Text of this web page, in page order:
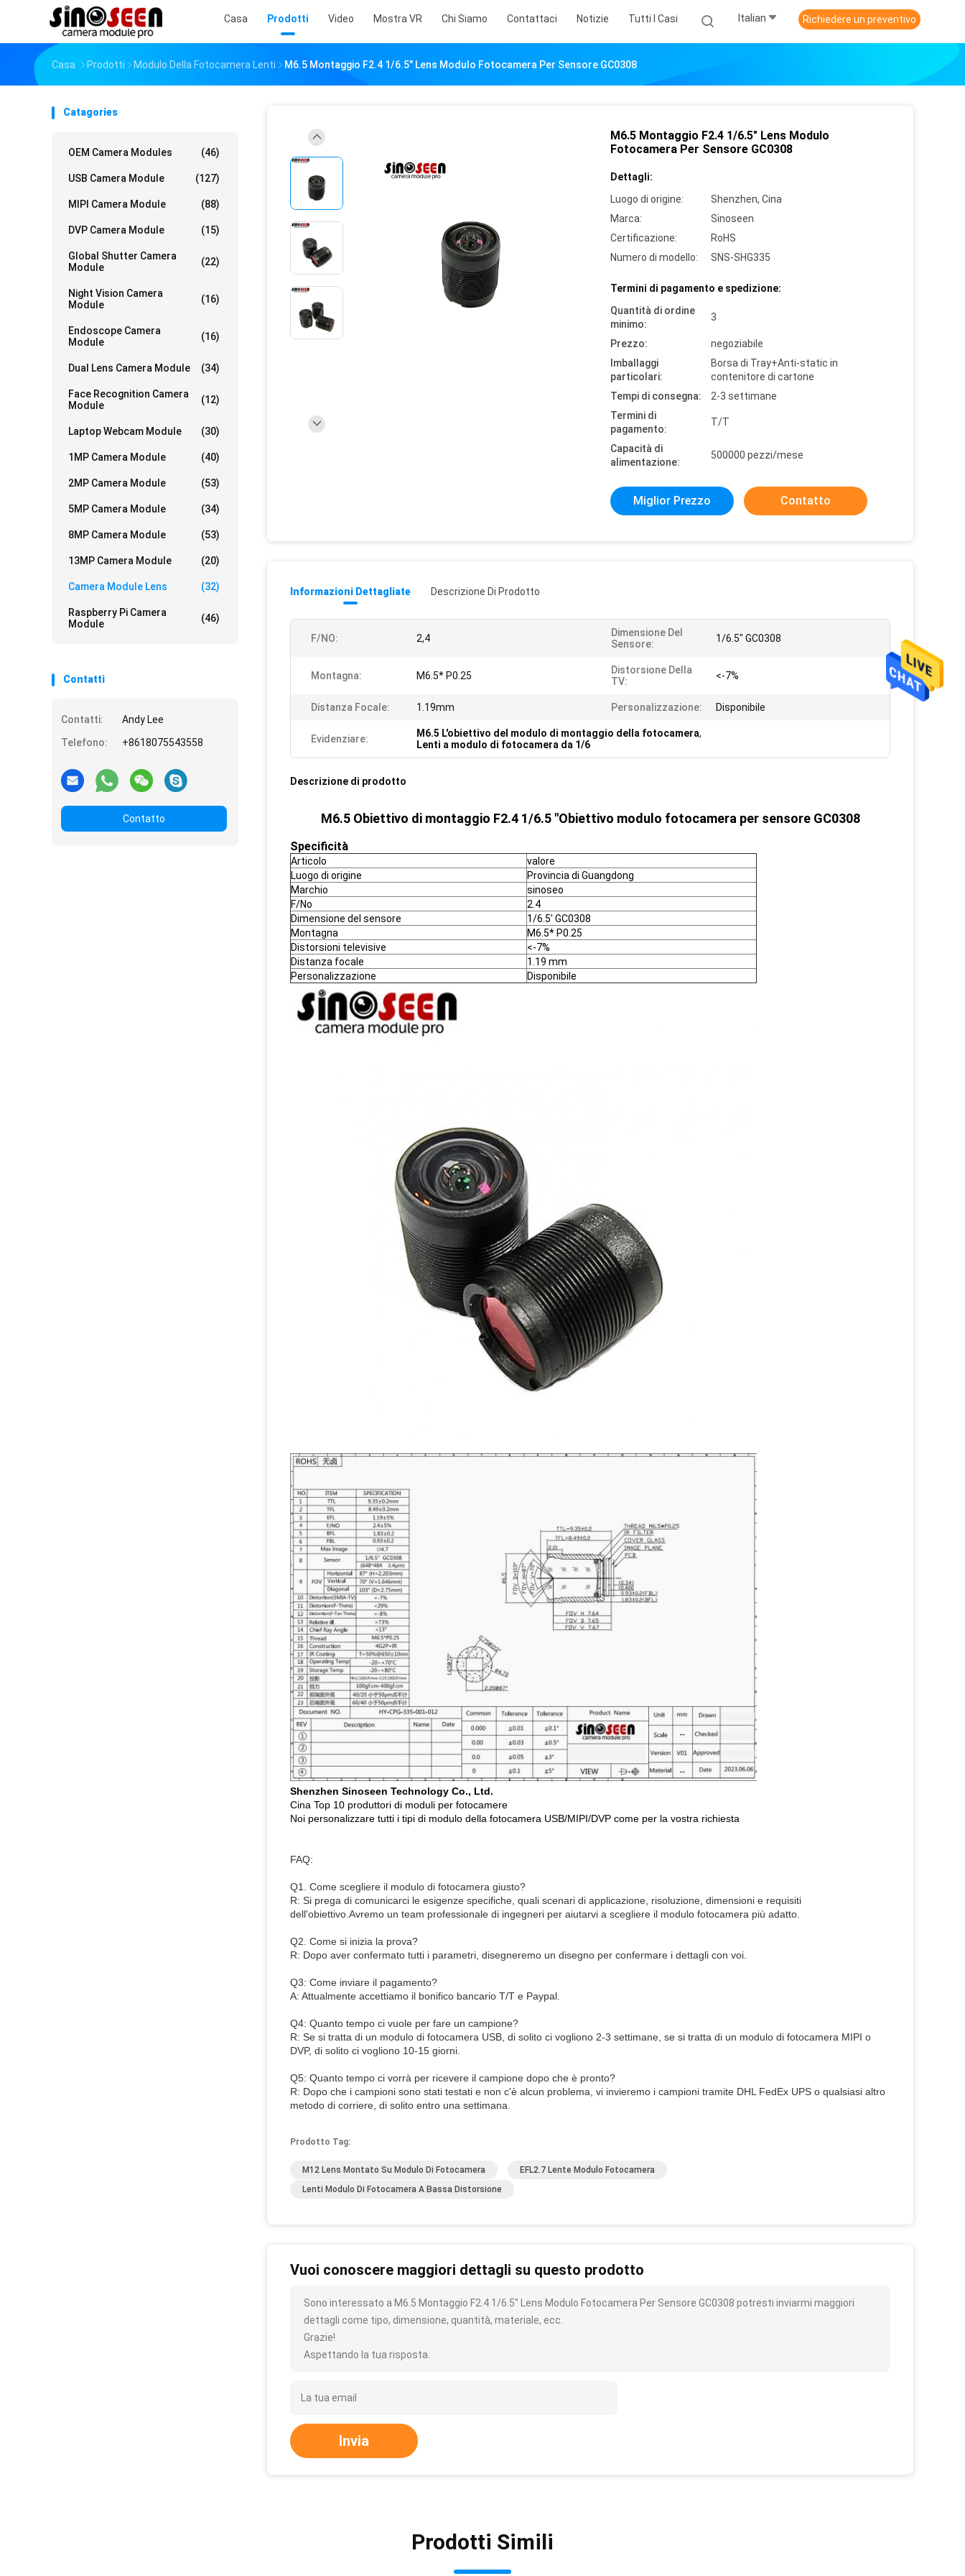
Casa Prodotti Video Mostra VR Chi Siamo Contattaci Notizie Tutti I Casi Italian Richiedere un preventivo
Casa Prodotti Modulo Della Fotocamera Lenti M6.5 Montaggio F2.4 1/6.5" Lens Modulo Fotocamera Per Sensore GC0308
Catagories
OEM Camera Modules (46)
USB Camera Module (127)
MIPI Camera Module (88)
DVP Camera Module (15)
Global Shutter Camera
Module
(22)
Night Vision Camera
Module
(16)
Endoscope Camera
Module
(16)
Dual Lens Camera Module (34)
Face Recognition Camera
Module
(12)
Laptop Webcam Module (30)
1MP Camera Module (40)
2MP Camera Module (53)
5MP Camera Module (34)
8MP Camera Module (53)
13MP Camera Module (20)
Camera Module Lens (32)
Raspberry Pi Camera
Module
(46)
Contatti
Contatti:
Andy Lee
Telefono:
+8618075543558
Contatto
M6.5 Montaggio F2.4 1/6.5" Lens Modulo
Fotocamera Per Sensore GC0308
Dettagli:
Luogo di origine:
Shenzhen, Cina
Marca:
Sinoseen
Certificazione:
RoHS
Numero di modello:
SNS-SHG335
Termini di pagamento e spedizione:
Quantità di ordine
minimo:
3
Prezzo:
negoziabile
Imballaggi
particolari:
Borsa di Tray+Anti-static in
contenitore di cartone
Tempi di consegna:
2-3 settimane
Termini di
pagamento:
T/T
Capacità di
alimentazione:
500000 pezzi/mese
Miglior Prezzo Contatto
Informazioni Dettagliate Descrizione Di Prodotto
F/NO: 2,4
Dimensione Del
Sensore:
1/6.5" GC0308
Montagna: M6.5* P0.25
Distorsione Della
TV:
<-7%
Distanza Focale: 1.19mm Personalizzazione: Disponibile
Evidenziare: M6.5 L'obiettivo del modulo di montaggio della fotocamera,
Lenti a modulo di fotocamera da 1/6
Descrizione di prodotto
M6.5 Obiettivo di montaggio F2.4 1/6.5 "Obiettivo modulo fotocamera per sensore GC0308
Specificità
Articolo
valore
Luogo di origine
Provincia di Guangdong
Marchio
sinoseo
F/No
2.4
Dimensione del sensore
1/6.5' GC0308
Montagna
M6.5* P0.25
Distorsioni televisive
<-7%
Distanza focale
1.19 mm
Personalizzazione
Disponibile
Shenzhen Sinoseen Technology Co., Ltd.
Cina Top 10 produttori di moduli per fotocamere
Noi personalizzare tutti i tipi di modulo della fotocamera USB/MIPI/DVP come per la vostra richiesta
FAQ:
Q1. Come scegliere il modulo di fotocamera giusto?
R: Si prega di comunicarci le esigenze specifiche, quali scenari di applicazione, risoluzione, dimensioni e requisiti
dell'obiettivo.Avremo un team professionale di ingegneri per aiutarvi a scegliere il modulo fotocamera più adatto.
Q2. Come si inizia la prova?
R: Dopo aver confermato tutti i parametri, disegneremo un disegno per confermare i dettagli con voi.
Q3: Come inviare il pagamento?
A: Attualmente accettiamo il bonifico bancario T/T e Paypal.
Q4: Quanto tempo ci vuole per fare un campione?
R: Se si tratta di un modulo di fotocamera USB, di solito ci vogliono 2-3 settimane, se si tratta di un modulo di fotocamera MIPI o
DVP, di solito ci vogliono 10-15 giorni.
Q5: Quanto tempo ci vorrà per ricevere il campione dopo che è pronto?
R: Dopo che i campioni sono stati testati e non c'è alcun problema, vi invieremo i campioni tramite DHL FedEx UPS o qualsiasi altro
metodo di corriere, di solito entro una settimana.
Prodotto Tag:
M12 Lens Montato Su Modulo Di Fotocamera
EFL2.7 Lente Modulo Fotocamera
Lenti Modulo Di Fotocamera A Bassa Distorsione
Vuoi conoscere maggiori dettagli su questo prodotto
Sono interessato a M6.5 Montaggio F2.4 1/6.5" Lens Modulo Fotocamera Per Sensore GC0308 potresti inviarmi maggiori
dettagli come tipo, dimensione, quantità, materiale, ecc.
Grazie!
Aspettando la tua risposta.
Invia
Prodotti Simili